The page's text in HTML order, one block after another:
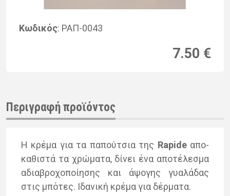
Κωδικός: ΡΑΠ-0043
7.50 €
Περιγραφή προϊόντος
H κρέ­μα για τα πα­πού­τσια της Rapideαπο­
κα­θι­στά τα χρώ­μα­τα, δί­νει ένα απο­τέ­λε­σμα
αδια­βρο­χο­ποί­η­σης και άψο­γης γυα­λά­δας
στις μπό­τες. Ιδα­νι­κή κρέ­μα για δέρ­μα­τα.